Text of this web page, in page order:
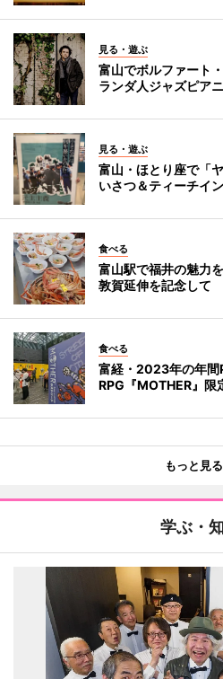
見る・遊ぶ
富山でボルファート
ランダ人ジャズピア
見る・遊ぶ
富山・ほとり座で「
いさつ＆ティーチイ
食べる
富山駅で福井の魅力
敦賀延伸を記念して
食べる
富経・2023年の年間
RPG『MOTHER』限
もっと見る
学ぶ・